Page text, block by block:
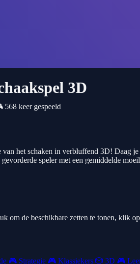
3D
568 keer gespeeld
van het schaken in verbluffend 3D! Daag
speler met een gemiddelde
om de beschikbare zetten te tonen, klik
🎮 Strategie 🎮 Klassiekers 🎲 3D 🎮